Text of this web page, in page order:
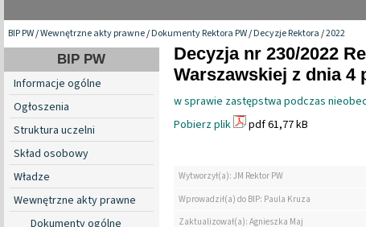
BIP PW/Wewnętrzne akty prawne/Dokumenty Rektora PW/Decyzje Rektora/2022
BIP PW
Informacje ogólne
Ogłoszenia
Struktura uczelni
Skład osobowy
Władze
Wewnętrzne akty prawne
Dokumenty ogólne
Decyzja nr 230/2022
Warszawskiej z dnia 4
w sprawie zastępstwa podczas
Pobierz plik
pdf 61,77 kB
Wytworzył(a): JM Rektor PW
Wprowadził(a) do BIP: Paula Kruza
Zaktualizował(a): Agnieszka Maj